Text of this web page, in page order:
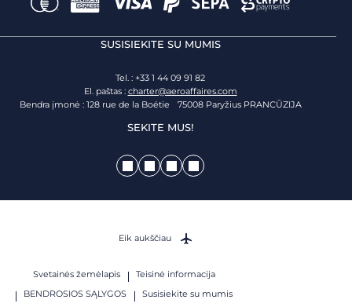
SUSISIEKITE SU MUMIS
Tel. : +33 1 44 09 91 82
El. paštas : charter@aeroaffaires.com
Bendra įmonė : 128 rue de la Boétie 75008 Paryžius PRANCŪZIJA
SEKITE MUS!
Svetainės žemėlapis
Teisinė informacija
BENDROSIOS SĄLYGOS
Susisiekite su mumis
Eik aukščiau